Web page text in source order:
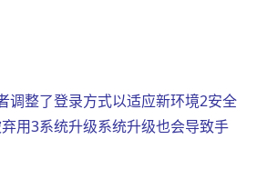
调整了登录方式以适应新环境2安全
用3系统升级系统升级也会导致手